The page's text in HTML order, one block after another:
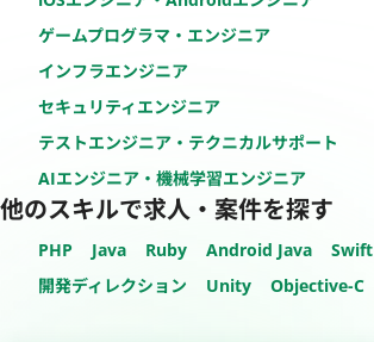
ゲームプログラマ・エンジニア
インフラエンジニア
セキュリティエンジニア
テストエンジニア・テクニカルサポート
AIエンジニア・機械学習エンジニア
他のスキルで求人・案件を探す
PHP Java Ruby Android Java
Swift
開発ディレクション
Unity Objective-C